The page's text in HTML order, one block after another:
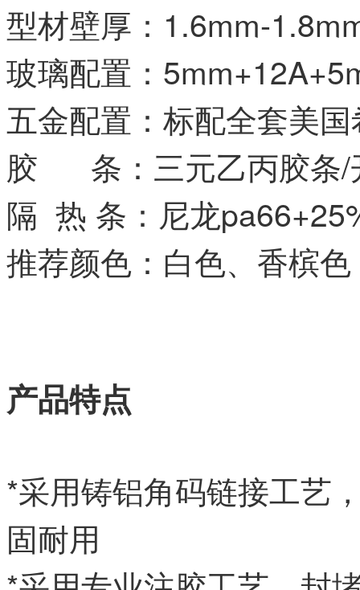
型材壁厚：1.6mm-
玻璃配置：
五金配置：标配全套美
胶 条：三元乙丙胶条/
隔 热 条：尼龙
推荐颜色：白色、香槟
产品特点
*采用铸铝角码链接工艺
固耐用